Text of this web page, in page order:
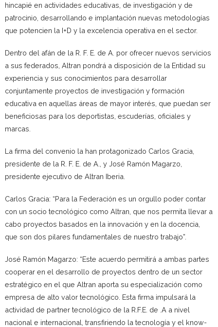
hincapié en actividades educativas, de investigación y de
patrocinio, desarrollando e implantación nuevas metodologías
que potencien la I+D y la excelencia operativa en el sector.
Dentro del afán de la R. F. E. de A. por ofrecer nuevos servicios
a sus federados, Altran pondrá a disposición de la Entidad su
experiencia y sus conocimientos para desarrollar
conjuntamente proyectos de investigación y formación
educativa en aquellas áreas de mayor interés, que puedan ser
beneficiosas para los deportistas, escuderías, oficiales y
marcas.
La firma del convenio la han protagonizado Carlos Gracia,
presidente de la R. F. E. de A., y José Ramón Magarzo,
presidente ejecutivo de Altran Iberia.
Carlos Gracia: “Para la Federación es un orgullo poder contar
con un socio tecnológico como Altran, que nos permita llevar a
cabo proyectos basados en la innovación y en la docencia,
que son dos pilares fundamentales de nuestro trabajo”.
José Ramón Magarzo: “Este acuerdo permitirá a ambas partes
cooperar en el desarrollo de proyectos dentro de un sector
estratégico en el que Altran aporta su especialización como
empresa de alto valor tecnológico. Esta firma impulsará la
actividad de partner tecnológico de la R.F.E. de .A a nivel
nacional e internacional, transfiriendo la tecnología y el know-